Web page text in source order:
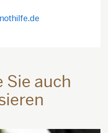
Sie auch